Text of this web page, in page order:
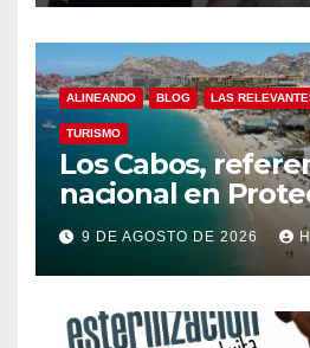
ALINEANDO BLOG LAS
TURISMO
Los Cabos,
nacional en
9 DE AGOSTO DE 2026